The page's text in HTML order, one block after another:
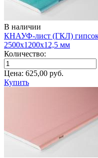
В наличии
КНАУФ-лист (ГКЛ)
2500х1200х12,5 мм
Количество:
Цена: 625,00 руб.
Купить